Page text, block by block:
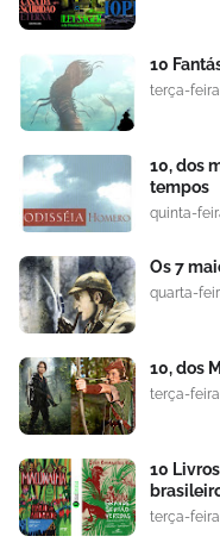
10
terça-
10, dos
tempos
quinta-
Os 7
quarta-
10, dos
terça-
10
terça-